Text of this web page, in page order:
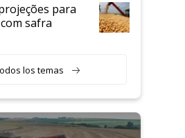
para
safra
los temas